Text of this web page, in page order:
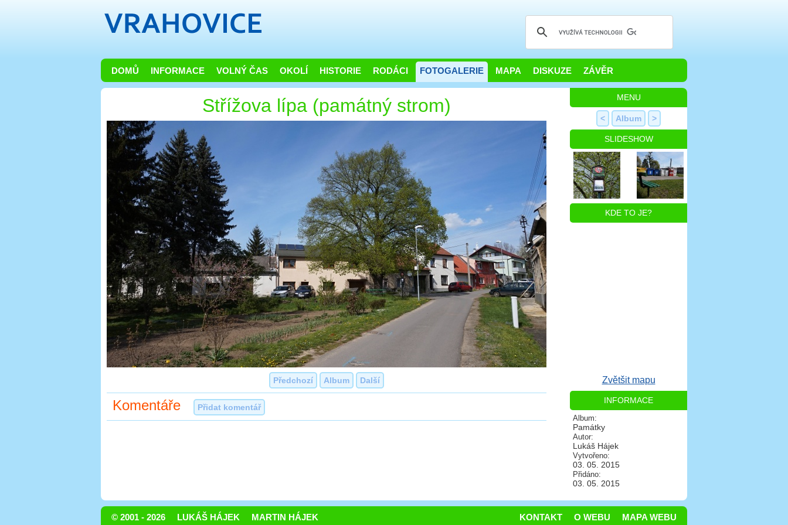
DOMŮ INFORMACE VOLNÝ ČAS OKOLÍ HISTORIE RODÁCI FOTOGALERIE MAPA DISKUZE ZÁVĚR
Střížova lípa (památný strom)
Předchozí Album Další
Komentáře Přidat komentář
MENU
< Album >
SLIDESHOW
KDE TO JE?
Zvětšit mapu
INFORMACE
Album:
Památky
Autor:
Lukáš Hájek
Vytvořeno:
03. 05. 2015
Přidáno:
03. 05. 2015
© 2001 - 2026 LUKÁŠ HÁJEK MARTIN HÁJEK MAPA WEBU
O WEBU
KONTAKT